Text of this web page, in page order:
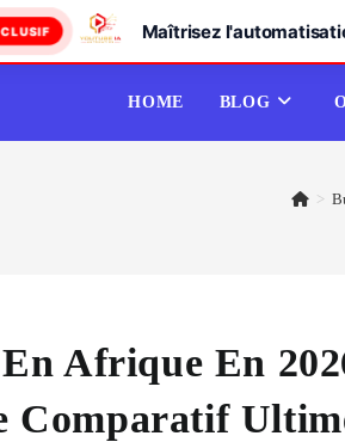
Maîtrisez
HOME BLOG
>
Afrique En
Comparatif